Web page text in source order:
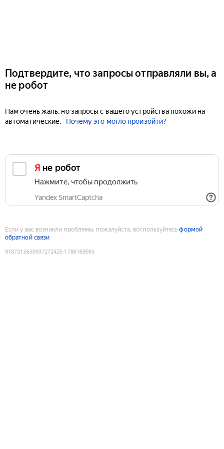
Подтвердите, что запросы отправляли вы, а
не робот
Нам очень жаль, но запросы с вашего устройства похожи на
автоматические.
Почему это могло произойти?
Я не робот
Нажмите, чтобы продолжить
Yandex SmartCaptcha
Если у вас возникли проблемы, пожалуйста, воспользуйтесьформой
обратной связи
9187313630937272425:1786169083